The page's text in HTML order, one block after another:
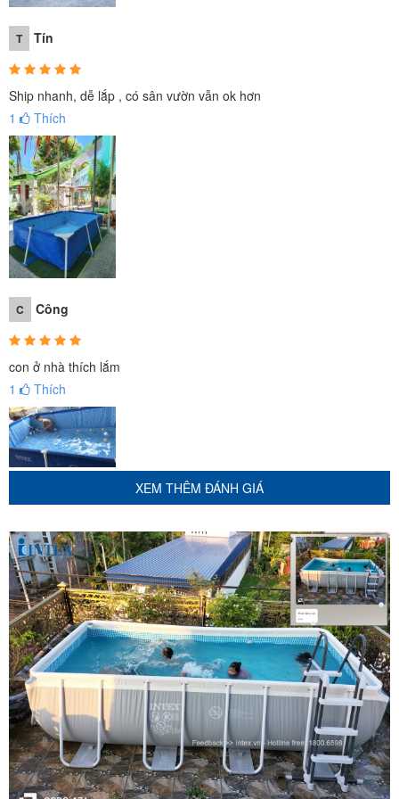
T Tín
Ship nhanh, dễ lắp , có sân vườn vẫn ok hơn
1
Thích
C Công
con ở nhà thích lắm
1
Thích
XEM THÊM ĐÁNH GIÁ